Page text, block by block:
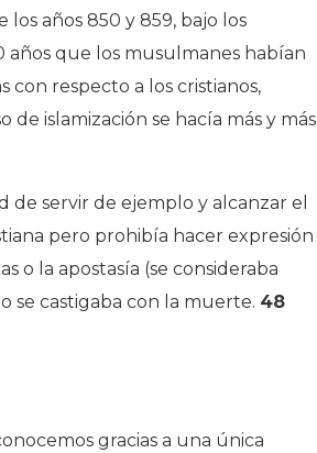
años 850 y 859, bajo los
años que los musulmanes habían
con respecto a los cristianos,
islamización se hacía más y más
de servir de ejemplo y alcanzar el
pero prohibía hacer expresión
o la apostasía (se consideraba
se castigaba con la muerte. 48
gracias a una única